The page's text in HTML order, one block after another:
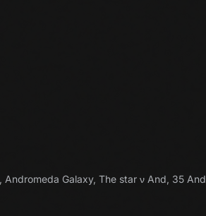
, Andromeda Galaxy, The star ν And, 35 And